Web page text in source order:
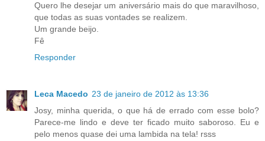
Quero lhe desejar um aniversário mais do que maravilhoso,
que todas as suas vontades se realizem.
Um grande beijo.
Fê
Responder
Leca Macedo 23 de janeiro de 2012 às 13:36
Josy, minha querida, o que há de errado com esse bolo?
Parece-me lindo e deve ter ficado muito saboroso. Eu e
pelo menos quase dei uma lambida na tela! rsss